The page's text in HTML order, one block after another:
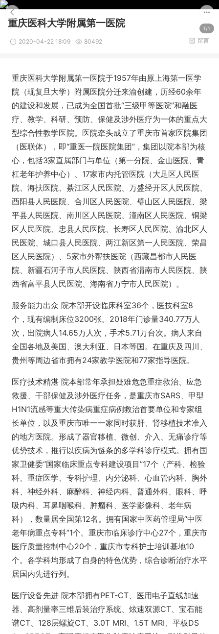
1/1
重庆医科大学附属第一医院
2020-04-22 18:09 80492 留言
重庆医科大学附属第一医院于1957年由原上海第一医学
院（现复旦大学）附属医院分迁来渝创建，历经60余年
的建设和发展，已成为全国首批“三级甲等医院”和融医
疗、教学、科研、预防、保健及涉外医疗为一体的重点大
型综合性教学医院。医院牵头成立了重庆市首家医院集团
（医联体），即“重医一院医院集团”，集团以院本部为核
心，包括3家直属部门与单位（第一分院、金山医院、青
杠老年护养中心）、17家市内托管医院（大足区人民医
院、海扶医院、綦江区人民医院、万盛经开区人民医院、
酉阳县人民医院、合川区人民医院、璧山区人民医院、梁
平县人民医院、南川区人民医院、潼南区人民医院、铜梁
区人民医院、忠县人民医院、长寿区人民医院、渝北区人
民医院、城口县人民医院、两江新区第一人民医院、荣昌
区人民医院）、5家市外帮扶医院（西藏昌都市人民医
院、新疆石河子市人民医院、陕西省渭南市人民医院、陕
西省富平县人民医院、海南省万宁市人民医院）。
服务能力出众 院本部开设临床科室36个，医技科室8
个，现有编制床位3200张。2018年门诊量340.77万人
次，出院病人14.65万人次，手术5.71万台次。病人来自
全国各地及美国、澳大利亚、日本等国。在重庆及四川、
贵州等周边省市拥有24家教学医院和77家指导医院。
医疗技术精湛 院本部常年承担疑难危急重症救治、应急
救援、干部保健及涉外医疗任务，是重庆市SARS、甲型
H1N1流感等重大传染病重症病例救治首要单位和专家组
长单位，以及重庆市唯一一家同时获肝、肾移植技术准入
的地方医院。形成了器官移植、微创、介入、无痛诊疗等
优势技术，推行以疾病为链条的多学科诊疗模式。拥有国
家卫健委“国家临床重点专科建设项目”17个（产科、检验
科、重症医学、专科护理、内分泌科、心血管内科、胸外
科、神经外科、麻醉科、神经内科、普通外科、眼科、呼
吸内科、耳鼻咽喉科、肿瘤科、医学影像科、老年病
科），数量居全国第12名。拥有国家中医药管理局“中医
老年病重点专科”1个。重庆市临床诊疗中心27个，重庆市
医疗质量控制中心20个，重庆市专科护士培训基地10
个。各学科均形成了自身的特色优势，综合诊断治疗水平
居国内先进行列。
医疗设备先进 院本部拥有PET-CT、医用电子直线加速
器、高剂量率三维后装治疗系统、炫速双源CT、宝石能
谱CT、128层螺旋CT、3.0T MRI、1.5T MRI、平板DS